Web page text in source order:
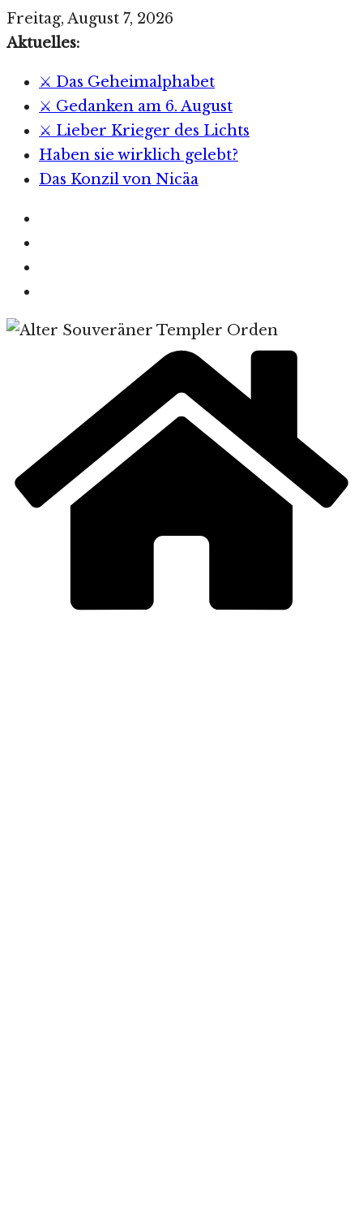
Zum
Inhalt
Freitag, August 7, 2026
Aktuelles:
⚔️ Das Geheimalphabet
⚔️ Gedanken am 6. August
⚔️ Lieber Krieger des Lichts
Haben sie wirklich gelebt?
Das Konzil von Nicäa